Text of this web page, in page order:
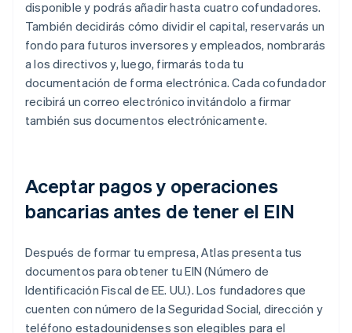
disponible y podrás añadir hasta cuatro cofundadores.
También decidirás cómo dividir el capital, reservarás un
fondo para futuros inversores y empleados, nombrarás
a los directivos y, luego, firmarás toda tu
documentación de forma electrónica. Cada cofundador
recibirá un correo electrónico invitándolo a firmar
también sus documentos electrónicamente.
Aceptar pagos y operaciones
bancarias antes de tener el EIN
Después de formar tu empresa, Atlas presenta tus
documentos para obtener tu EIN (Número de
Identificación Fiscal de EE. UU.). Los fundadores que
cuenten con número de la Seguridad Social, dirección y
teléfono estadounidenses son elegibles para el